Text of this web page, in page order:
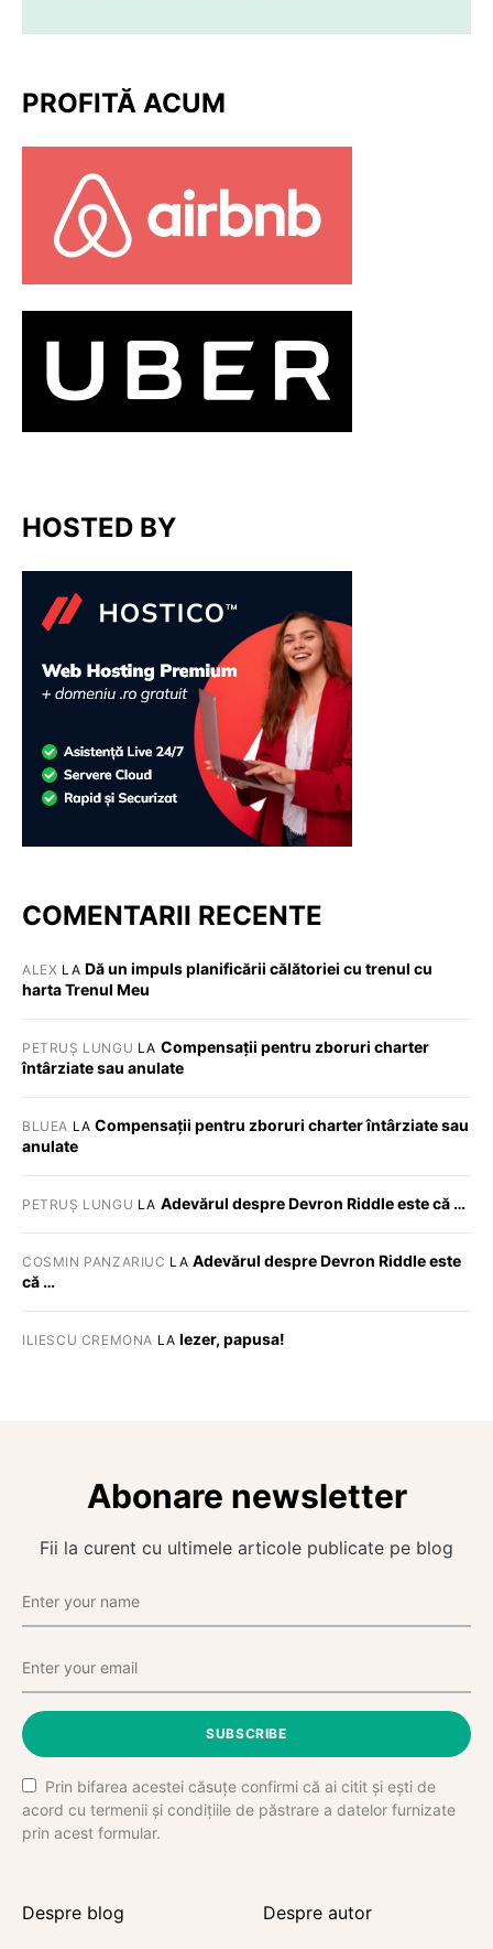
PROFITĂ ACUM
HOSTED BY
COMENTARII RECENTE
ALEX LA Dă un impuls planificării călătoriei cu trenul cu
harta Trenul Meu
PETRUȘ LUNGU LA Compensații pentru zboruri charter
întârziate sau anulate
BLUEA LACompensații pentru zboruri charter întârziate sau
anulate
PETRUȘ LUNGU LA Adevărul despre Devron Riddle este că …
COSMIN PANZARIUC LA Adevărul despre Devron Riddle este
că …
ILIESCU CREMONA LA Iezer, papusa!
Abonare newsletter
Fii la curent cu ultimele articole publicate pe blog
SUBSCRIBE
Prin bifarea acestei căsuțe confirmi că ai citit și ești de
acord cu termenii și condițiile de păstrare a datelor furnizate
prin acest formular.
Despre blog Despre autor